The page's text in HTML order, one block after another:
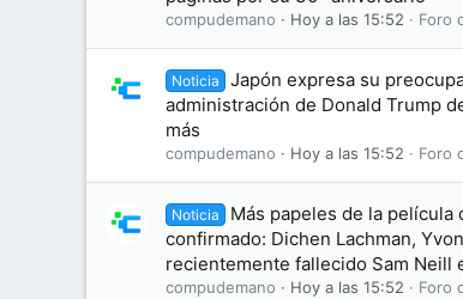
compudemano Hoy a las 15:52 Foro
Noticia
Japón expresa su
administración de Donald Trump
más
compudemano Hoy a las 15:52 Foro
Noticia
Más papeles de la película
confirmado: Dichen Lachman,
recientemente fallecido Sam Neill
compudemano Hoy a las 15:52 Foro